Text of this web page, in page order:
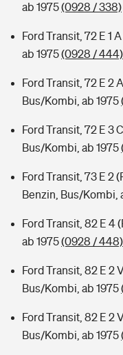
ab 1975(0928 / 338)
Ford Transit, 72 E 1
ab 1975(0928 / 444)
Ford Transit, 72 E 2
Bus/Kombi, ab 1975
Ford Transit, 72 E 3
Bus/Kombi, ab 1975
Ford Transit, 73 E 2
Benzin, Bus/Kombi,
Ford Transit, 82 E 4
ab 1975(0928 / 448)
Ford Transit, 82 E 2
Bus/Kombi, ab 1975
Ford Transit, 82 E 2
Bus/Kombi, ab 1975